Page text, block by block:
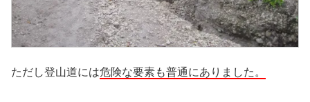
ただし登山道には危険な要素も普通にありました。